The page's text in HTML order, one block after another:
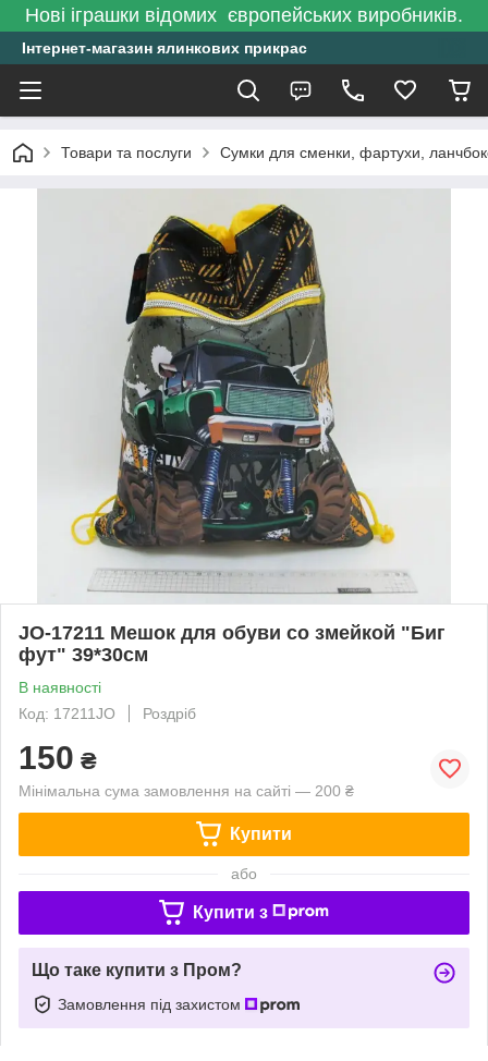
Нові іграшки відомих європейських виробників.
Інтернет-магазин ялинкових прикрас
Товари та послуги Сумки для сменки, фартухи,
JO-17211 Мешок для обуви со змейкой "Биг
фут" 39*30см
В наявності
Код: 17211JO
Роздріб
150 ₴
Мінімальна сума замовлення на сайті — 200 ₴
Купити
або
Купити з
Що таке купити з Пром?
Замовлення під захистом